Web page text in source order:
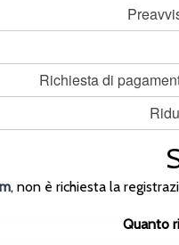
Richiesta di
, non è richiesta la
Quanto